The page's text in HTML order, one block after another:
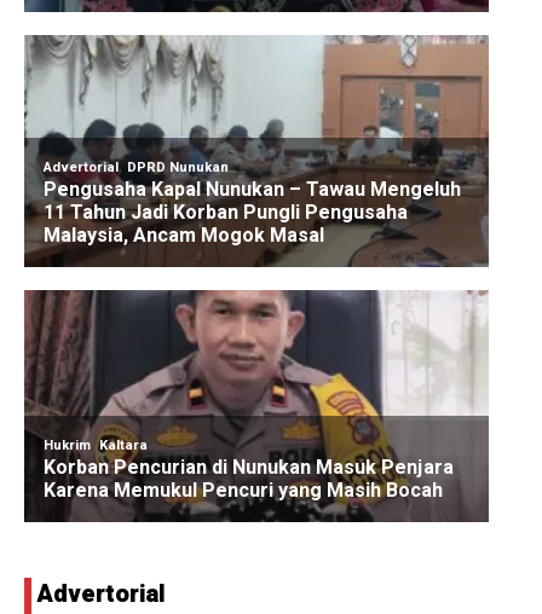
Advertorial